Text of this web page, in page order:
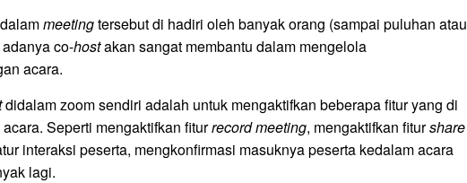
meetingtersebut di hadiri oleh banyak orang (sampai puluhan atau
co-hostakan sangat membantu dalam mengelola
acara.
didalam zoom sendiri adalah untuk mengaktifkan beberapa fitur yang di
Seperti mengaktifkan fiturrecord meeting, mengaktifkan fiturshare
interaksi peserta, mengkonfirmasi masuknya peserta kedalam acara
lagi.